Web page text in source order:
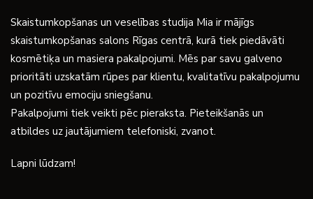
Skaistumkopšanas un veselības studija Mia ir mājīgs
skaistumkopšanas salons Rīgas centrā, kurā tiek piedāvāti
kosmētiķa un masiera pakalpojumi. Mēs par savu galveno
prioritāti uzskatām rūpes par klientu, kvalitatīvu pakalpojumu
un pozitīvu emociju sniegšanu.
Pakalpojumi tiek veikti pēc pieraksta. Pieteikšanās un
atbildes uz jautājumiem telefoniski, zvanot.
Lapni lūdzam!